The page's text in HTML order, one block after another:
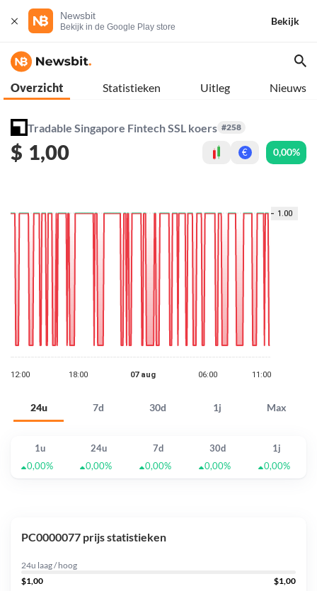
Newsbit
Bekijk in de Google Play store
Bekijk
Overzicht Statistieken Uitleg Nieuws
Tradable Singapore Fintech SSL koers #258
$ 1,00 € 0,00%
24u 7d 30d 1j Max
1u 24u 7d 30d
1j
0,00%
0,00% 0,00% 0,00% 0,00%
PC0000077 prijs statistieken
24u laag / hoog
$1,00
$1,00